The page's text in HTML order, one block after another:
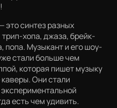
это синтез разных
хопа, джаза, брейк-
попа. Музыкант и его шоу-
стали больше чем
которая пишет музыку
Они стали
есть чем удивить.